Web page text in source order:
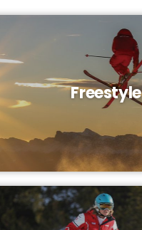
Freestyle